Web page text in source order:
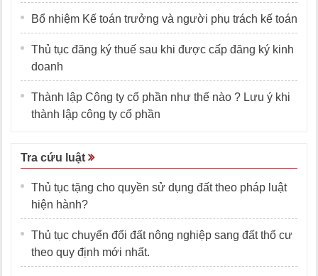
Bổ nhiệm Kế toán trưởng và người phụ trách kế toán
Thủ tục đăng ký thuế sau khi được cấp đăng ký kinh
doanh
Thành lập Công ty cổ phần như thế nào ? Lưu ý khi
thành lập công ty cổ phần
Tra cứu luật
Thủ tục tặng cho quyền sử dụng đất theo pháp luật
hiện hành?
Thủ tục chuyển đổi đất nông nghiệp sang đất thổ cư
theo quy định mới nhất.